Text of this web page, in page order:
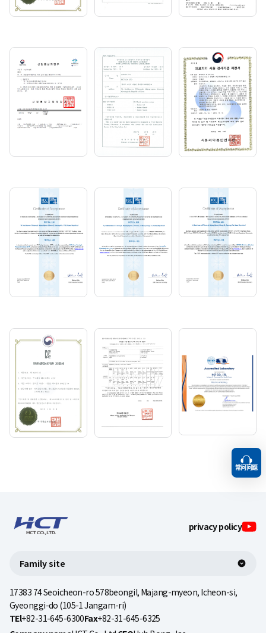
privacy policy
Family site
17383 74 Seoicheon-ro 578beongil, Majang-myeon, Icheon-si,
Gyeonggi-do (105-1 Jangam-ri)
TEl+82-31-645-6300Fax+82-31-645-6325
常问问题